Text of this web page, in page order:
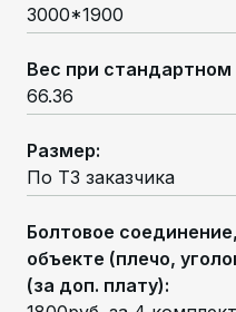
3000*1900
Вес при стандартном
66.36
Размер:
По ТЗ заказчика
Болтовое
объекте (плечо,
(за доп. плату):